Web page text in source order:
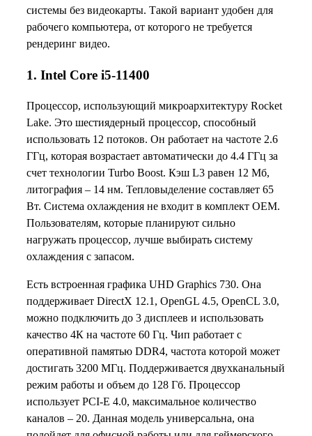
системы без видеокарты. Такой вариант удобен для
рабочего компьютера, от которого не требуется
рендеринг видео.
1. Intel Core i5-11400
Процессор, использующий микроархитектуру Rocket
Lake. Это шестиядерный процессор, способный
использовать 12 потоков. Он работает на частоте 2.6
ГГц, которая возрастает автоматически до 4.4 ГГц за
счет технологии Turbo Boost. Кэш L3 равен 12 Мб,
литография – 14 нм. Тепловыделение составляет 65
Вт. Система охлаждения не входит в комплект OEM.
Пользователям, которые планируют сильно
нагружать процессор, лучше выбирать систему
охлаждения с запасом.
Есть встроенная графика UHD Graphics 730. Она
поддерживает DirectX 12.1, OpenGL 4.5, OpenCL 3.0,
можно подключить до 3 дисплеев и использовать
качество 4К на частоте 60 Гц. Чип работает с
оперативной памятью DDR4, частота которой может
достигать 3200 МГц. Поддерживается двухканальный
режим работы и объем до 128 Гб. Процессор
использует PCI-E 4.0, максимальное количество
каналов – 20. Данная модель универсальна, она